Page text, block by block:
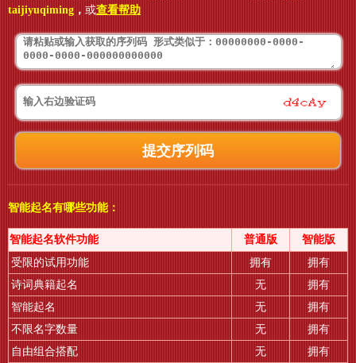
taijiyuqiming ， 或查看帮助
智能起名有哪些功能：
智能起名软件功能 普通版
智能版
受限的试用功能
拥有
拥有
诗词典籍起名
无
拥有
智能起名
无
拥有
不限名字数量
无
拥有
自由组合搭配
无
拥有